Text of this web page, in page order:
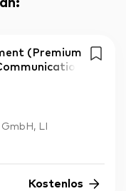
:
(Premium
LI
Kostenlos